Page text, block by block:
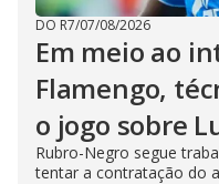
DO R7/07/08/2026
Em meio ao
Flamengo,
o jogo sobre
Rubro-Negro segue
tentar a contratação do